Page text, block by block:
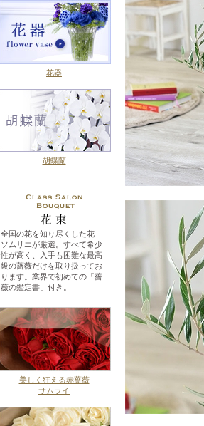
花器
胡蝶蘭
全国の花を知り尽くした花
ソムリエが厳選。すべて希少
性が高く、入手も困難な最高
級の薔薇だけを取り扱ってお
ります。業界で初めての「薔
薇の鑑定書」付き。
美しく狂える赤薔薇
サムライ